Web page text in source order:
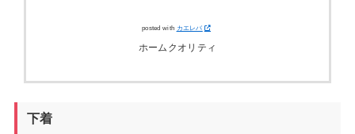
posted with カエレバ
ホームクオリティ
下着